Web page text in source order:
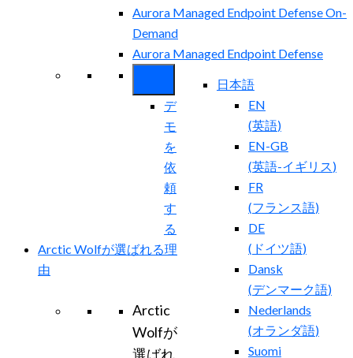
Aurora Managed Endpoint Defense On-
Demand
Aurora Managed Endpoint Defense
日本語
EN
(英語)
EN-GB
(英語-イギリス )
FR
(フランス語)
DE
( ドイツ語)
Dansk
(デンマーク語)
Nederlands
(オランダ語)
Suomi
デ
モ
を
依
頼
す
る
Arctic Wolfが選ばれる理
由
Arctic
Wolfが
選ばれ